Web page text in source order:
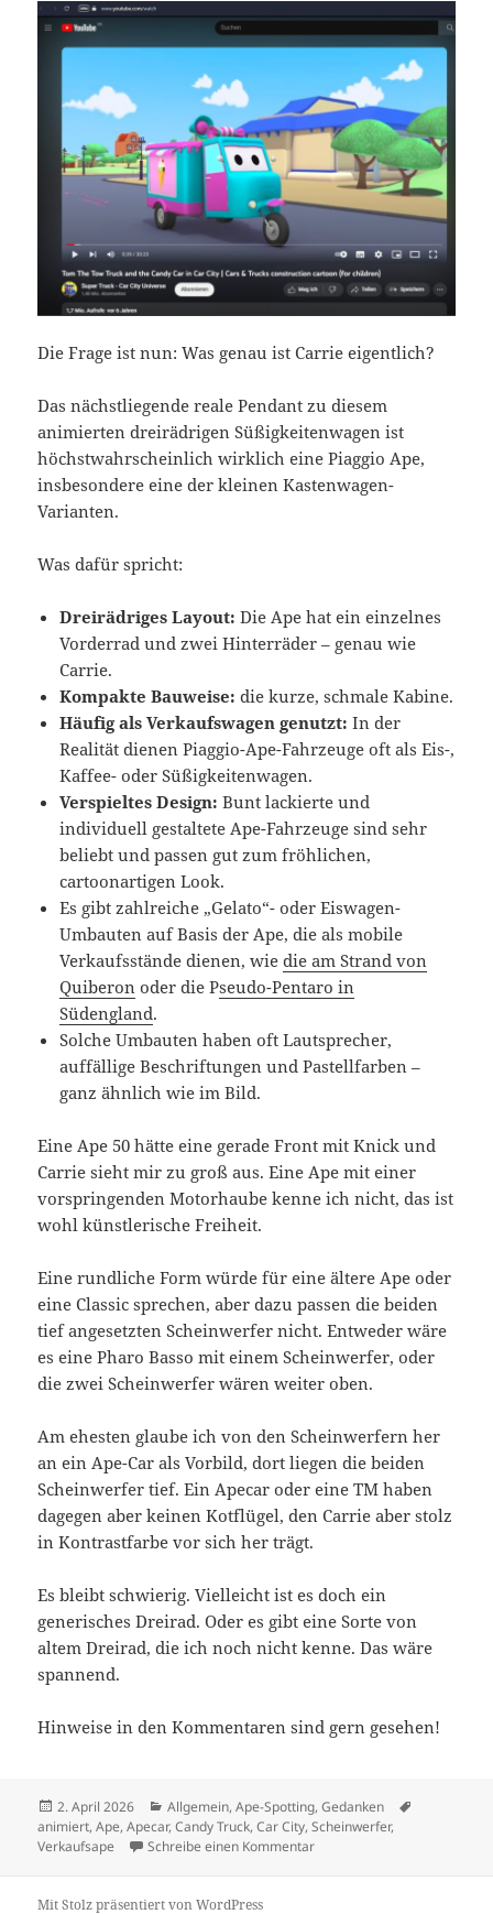
Die Frage ist nun: Was genau ist Carrie eigentlich?
Das nächstliegende reale Pendant zu diesem
animierten dreirädrigen Süßigkeitenwagen ist
höchstwahrscheinlich wirklich eine Piaggio Ape,
insbesondere eine der kleinen Kastenwagen-
Varianten.
Was dafür spricht:
Dreirädriges Layout: Die Ape hat ein einzelnes
Vorderrad und zwei Hinterräder – genau wie
Carrie.
Kompakte Bauweise: die kurze, schmale Kabine.
Häufig als Verkaufswagen genutzt: In der
Realität dienen Piaggio-Ape-Fahrzeuge oft als Eis-,
Kaffee- oder Süßigkeitenwagen.
Verspieltes Design: Bunt lackierte und
individuell gestaltete Ape-Fahrzeuge sind sehr
beliebt und passen gut zum fröhlichen,
cartoonartigen Look.
Es gibt zahlreiche „Gelato“- oder Eiswagen-
Umbauten auf Basis der Ape, die als mobile
Verkaufsstände dienen, wiedie am Strand von
Quiberon oder die Pseudo-Pentaro in
Südengland.
Solche Umbauten haben oft Lautsprecher,
auffällige Beschriftungen und Pastellfarben –
ganz ähnlich wie im Bild.
Eine Ape 50 hätte eine gerade Front mit Knick und
Carrie sieht mir zu groß aus. Eine Ape mit einer
vorspringenden Motorhaube kenne ich nicht, das ist
wohl künstlerische Freiheit.
Eine rundliche Form würde für eine ältere Ape oder
eine Classic sprechen, aber dazu passen die beiden
tief angesetzten Scheinwerfer nicht. Entweder wäre
es eine Pharo Basso mit einem Scheinwerfer, oder
die zwei Scheinwerfer wären weiter oben.
Am ehesten glaube ich von den Scheinwerfern her
an ein Ape-Car als Vorbild, dort liegen die beiden
Scheinwerfer tief. Ein Apecar oder eine TM haben
dagegen aber keinen Kotflügel, den Carrie aber stolz
in Kontrastfarbe vor sich her trägt.
Es bleibt schwierig. Vielleicht ist es doch ein
generisches Dreirad. Oder es gibt eine Sorte von
altem Dreirad, die ich noch nicht kenne. Das wäre
spannend.
Hinweise in den Kommentaren sind gern gesehen!
Veröffentlicht
am
2. April 2026 Kategorien
Allgemein,Ape-Spotting,Gedanken
animiert,Ape,Apecar,Candy Truck,Car City,Scheinwerfer,
Verkaufsape
Schreibe einen Kommentarzu Car City hat eine Ape
Mit Stolz präsentiert von WordPress